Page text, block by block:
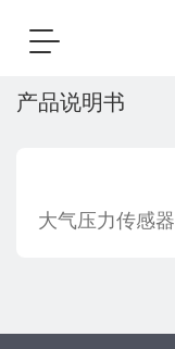
Toggle
产品说明书
大气压力传感器